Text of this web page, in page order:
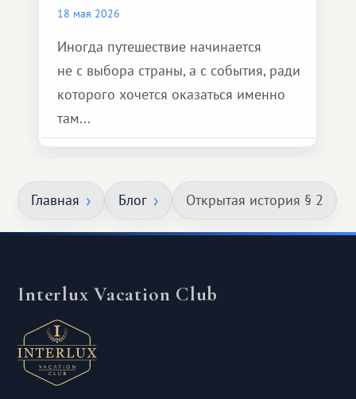
18 мая 2026
Иногда путешествие начинается
не с выбора страны, а с события, ради
которого хочется оказаться именно
там...
Главная Блог Открытая история § 2
Interlux Vacation Club